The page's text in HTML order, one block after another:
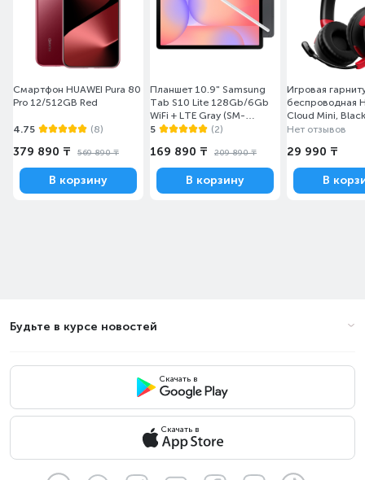
Смартфон HUAWEI Pura 80
Pro 12/512GB Red
4.75 (8)
379 890 ₸ 569 890 ₸
В корзину
Планшет 10.9" Samsung
Tab S10 Lite 128Gb/6Gb
WiFi + LTE Gray (SM-
X406BZAASKZ)
5 (2)
169 890 ₸ 209 890 ₸
В корзину
Игровая
беспроводная
Cloud Mini,
(7G8F1AA)
Нет отзывов
29 990 ₸
В
Будьте в курсе новостей
Скачать в
Скачать в